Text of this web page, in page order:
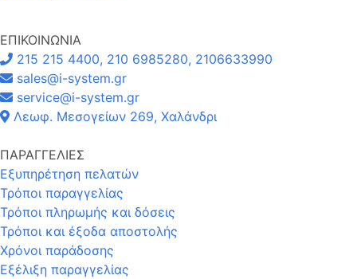
ΕΠΙΚΟΙΝΩΝΙΑ
215 215 4400, 210 6985280, 2106633990
sales@i-system.gr
service@i-system.gr
Λεωφ. Μεσογείων 269, Χαλάνδρι
ΠΑΡΑΓΓΕΛΙΕΣ
Εξυπηρέτηση πελατών
Τρόποι παραγγελίας
Τρόποι πληρωμής και δόσεις
Τρόποι και έξοδα αποστολής
Χρόνοι παράδοσης
Εξέλιξη παραγγελίας